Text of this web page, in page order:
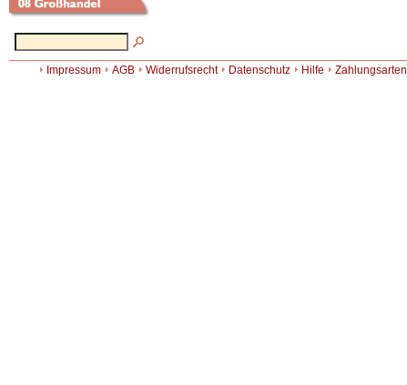
Impressum AGB Widerrufsrecht Datenschutz Hilfe Zahlungsarten